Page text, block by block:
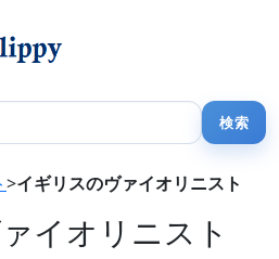
>イギリスのヴァイオリニスト
イオリニスト